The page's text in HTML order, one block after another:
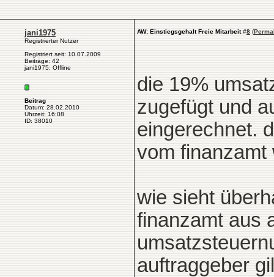
jani1975
Registrierter Nutzer
Registriert seit: 10.07.2009
Beiträge: 42
jani1975: Offline
Beitrag
Datum: 28.02.2010
Uhrzeit: 16:08
ID: 38010
AW: Einstiegsgehalt Freie Mitarbeit#8 (
die 19%
zugefügt und
eingerechnet.
vom finanzamt
wie sieht
finanzamt aus
auftraggeber